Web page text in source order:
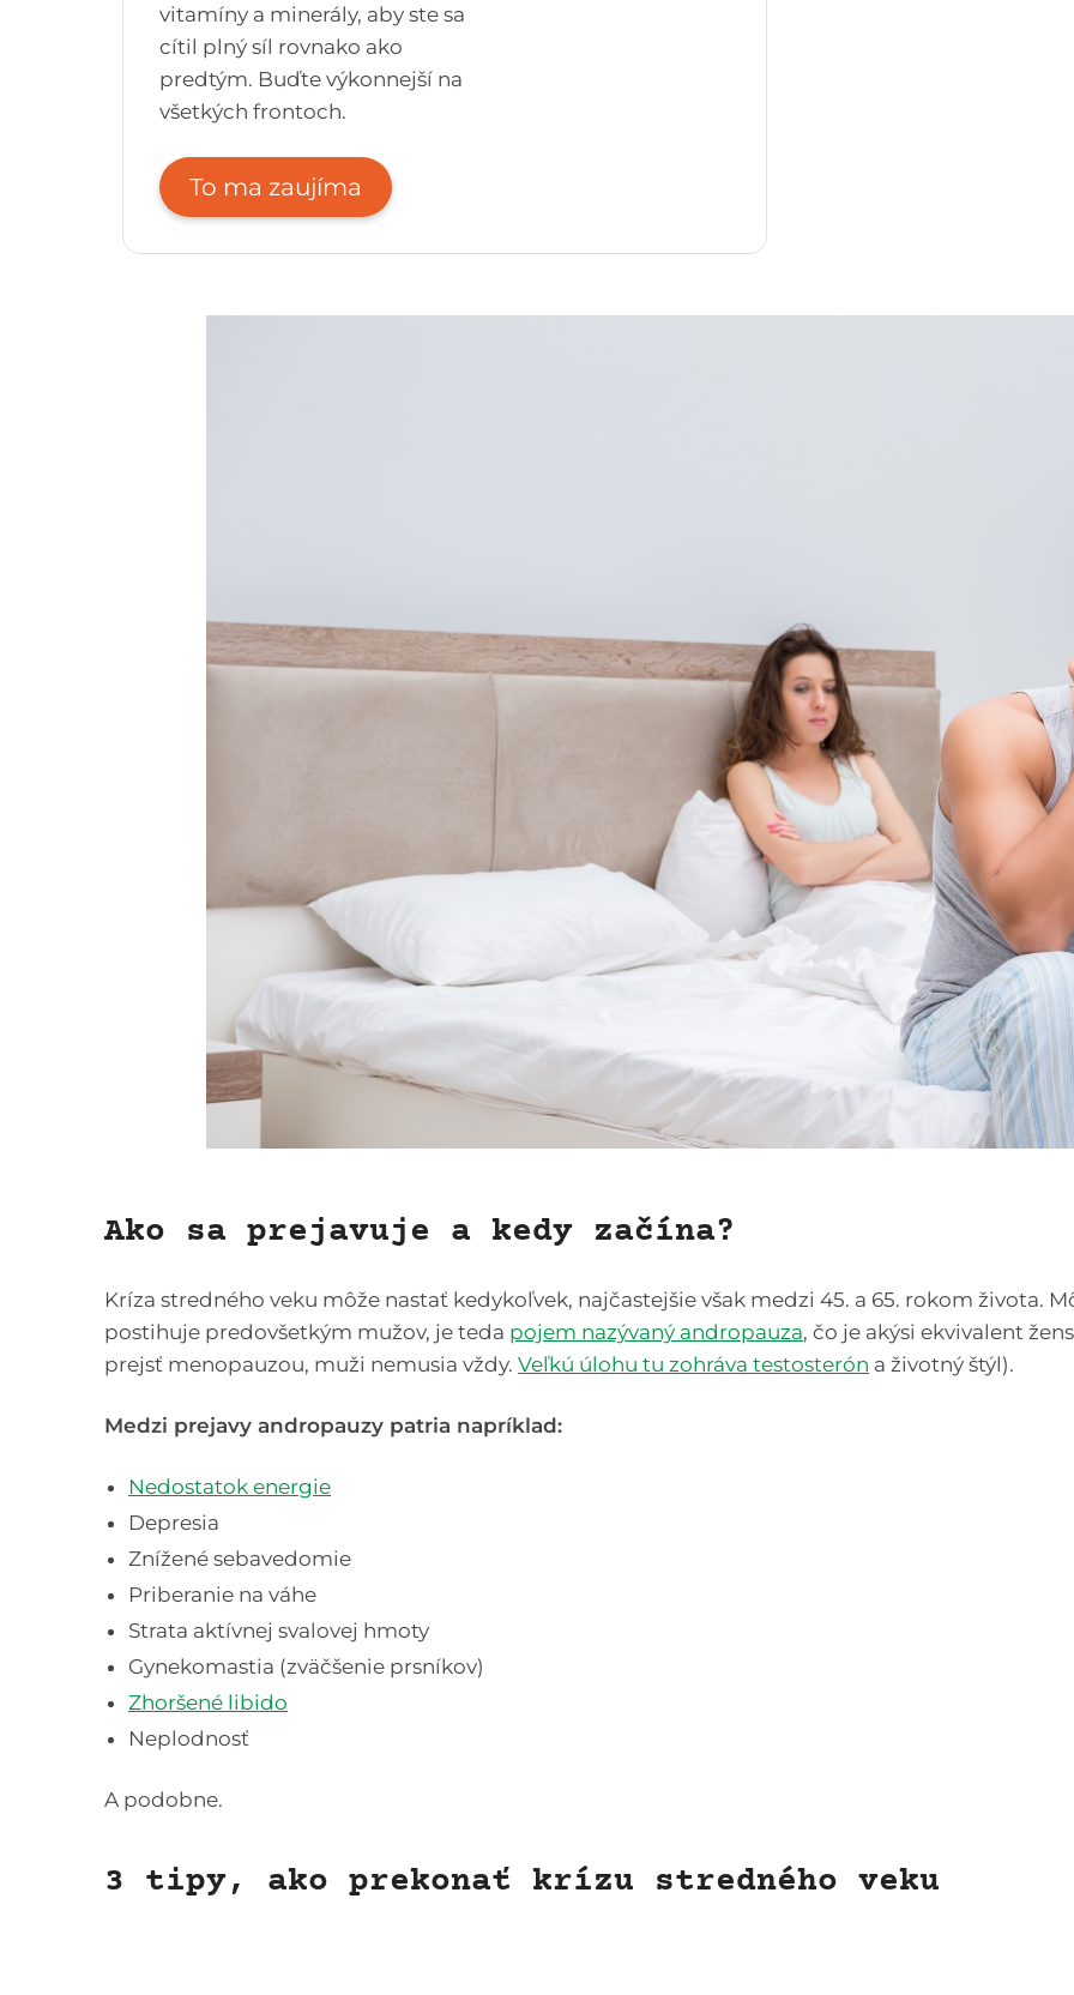
vitamíny a minerály, aby ste sa
cítil plný síl rovnako ako
predtým. Buďte výkonnejší na
všetkých frontoch.
To ma zaujíma
Ako sa prejavuje a kedy začína?
Kríza stredného veku môže nastať kedykoľvek, najčastejšie však medzi 45. a 65. rokom života.
postihuje predovšetkým mužov, je teda pojem nazývaný andropauza, čo je akýsi ekvivalent
prejsť menopauzou, muži nemusia vždy. Veľkú úlohu tu zohráva testosterón a životný štýl).
Medzi prejavy andropauzy patria napríklad:
Nedostatok energie
Depresia
Znížené sebavedomie
Priberanie na váhe
Strata aktívnej svalovej hmoty
Gynekomastia (zväčšenie prsníkov)
Zhoršené libido
Neplodnosť
A podobne.
3 tipy, ako prekonať krízu stredného veku